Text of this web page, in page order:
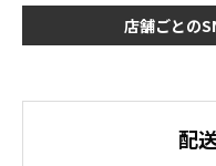
店舗ごとの
配